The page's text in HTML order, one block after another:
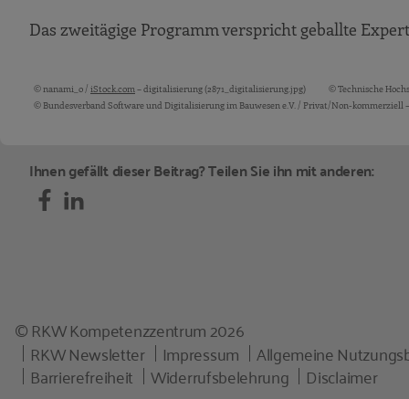
Das zweitägige Programm verspricht geballte
Bildquellen und Copyright-Hinweise
© nanami_o / iStock.com– digitalisierung (2871_digitalisierung.jpg)
© Technische
© Bundesverband Software und Digitalisierung im Bauwesen e.V. / Privat/Non-kommerziell –
Ihnen gefällt dieser Beitrag? Teilen Sie ihn mit anderen:
© RKW Kompetenzzentrum 2026
RKW Newsletter
Impressum Allgemeine
Barrierefreiheit Widerrufsbelehrung Disclaimer